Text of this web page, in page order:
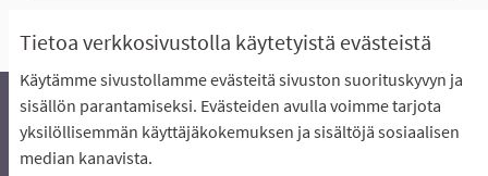
Tietoa verkkosivustolla käytetyistä evästeistä
Käytämme sivustollamme evästeitä sivuston suorituskyvyn ja
sisällön parantamiseksi. Evästeiden avulla voimme tarjota
yksilöllisemmän käyttäjäkokemuksen ja sisältöjä sosiaalisen
median kanavista.
Äänestyksen pikaohjeet
Usein kysytyt kysymykset
Näin äänestät Asukasbudjetissa